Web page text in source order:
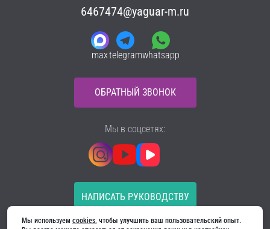
6467474@yaguar-m.ru
maxtelegramwhatsapp
ОБРАТНЫЙ ЗВОНОК
НАПИСАТЬ РУКОВОДСТВУ
Все материалы на сайте принадлежат компании
Мы в соцсетях:
Мы используем cookies, чтобы улучшить ваш пользовательский опыт.